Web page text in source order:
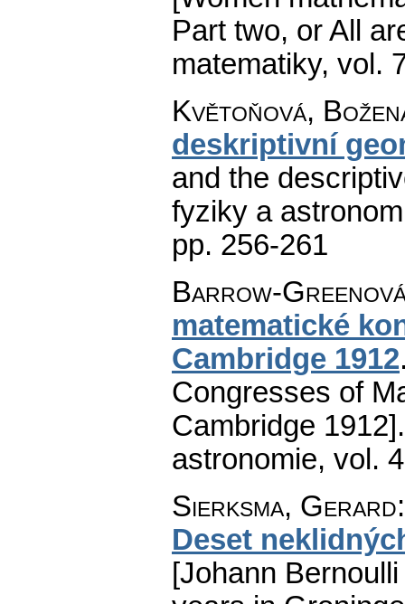
Part two, or All
matematiky, vol.
Květoňová,
deskriptivní
and the
fyziky a
pp. 256-261
Barrow-
matematické
Cambridge 1912
Congresses of
Cambridge 1912].
astronomie, vol.
Sierksma, Gerard
Deset
[Johann